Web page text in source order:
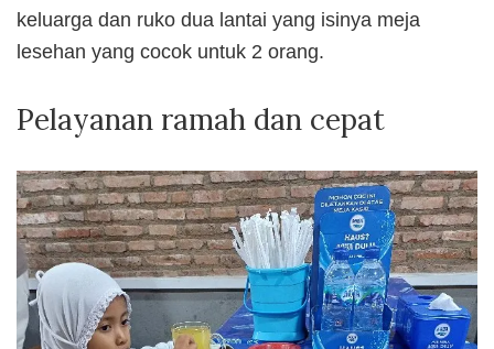
keluarga dan ruko dua lantai yang isinya meja
lesehan yang cocok untuk 2 orang.
Pelayanan ramah dan cepat